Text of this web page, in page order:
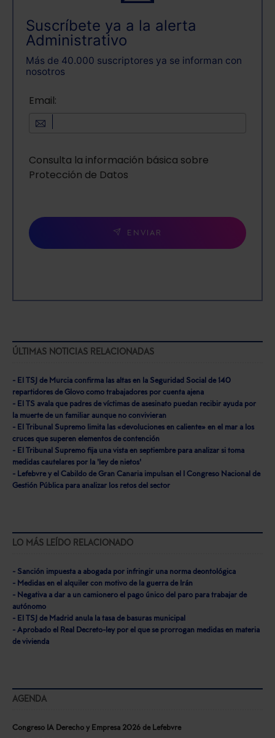
Suscríbete ya a la alerta
Administrativo
Más de 40.000 suscriptores ya se informan con
nosotros
Email:
Consulta la información básica sobre
Protección de Datos
ENVIAR
ÚLTIMAS NOTICIAS RELACIONADAS
- El TSJ de Murcia confirma las altas en la Seguridad Social de 140
repartidores de Glovo como trabajadores por cuenta ajena
- El TS avala que padres de víctimas de asesinato puedan recibir ayuda por
la muerte de un familiar aunque no convivieran
- El Tribunal Supremo limita las «devoluciones en caliente» en el mar a los
cruces que superen elementos de contención
- El Tribunal Supremo fija una vista en septiembre para analizar si toma
medidas cautelares por la 'ley de nietos'
- Lefebvre y el Cabildo de Gran Canaria impulsan el I Congreso Nacional de
Gestión Pública para analizar los retos del sector
LO MÁS LEÍDO RELACIONADO
- Sanción impuesta a abogada por infringir una norma deontológica
- Medidas en el alquiler con motivo de la guerra de Irán
- Negativa a dar a un camionero el pago único del paro para trabajar de
autónomo
- El TSJ de Madrid anula la tasa de basuras municipal
- Aprobado el Real Decreto-ley por el que se prorrogan medidas en materia
de vivienda
AGENDA
Congreso IA Derecho y Empresa 2026 de Lefebvre